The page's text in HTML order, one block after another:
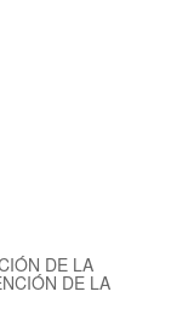
DE LA
DE LA